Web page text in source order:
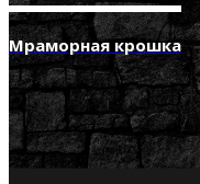
Мраморная крошка